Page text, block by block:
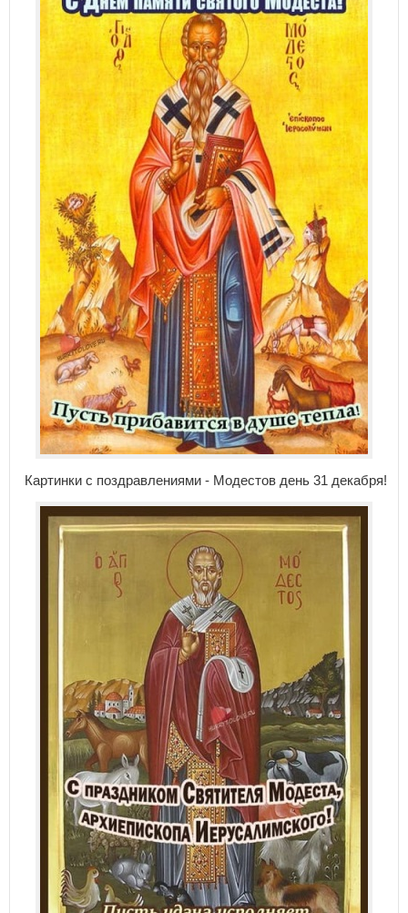
Картинки с поздравлениями - Модестов день 31 декабря!